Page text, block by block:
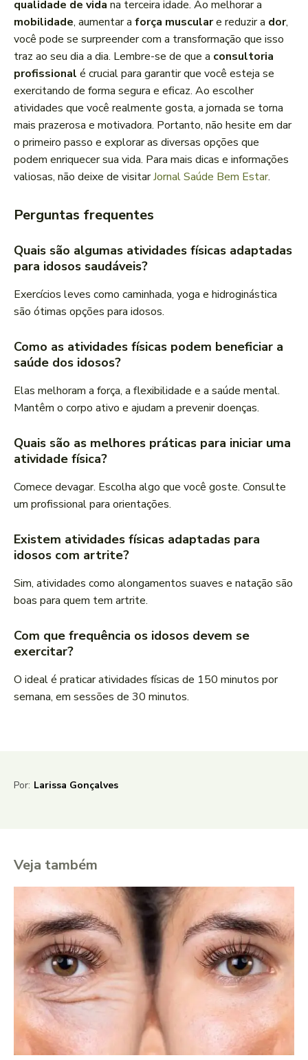
qualidade de vida na terceira idade. Ao melhorar a
mobilidade, aumentar a força musculare reduzir a dor,
você pode se surpreender com a transformação que isso
traz ao seu dia a dia. Lembre-se de que a consultoria
profissional é crucial para garantir que você esteja se
exercitando de forma segura e eficaz. Ao escolher
atividades que você realmente gosta, a jornada se torna
mais prazerosa e motivadora. Portanto, não hesite em dar
o primeiro passo e explorar as diversas opções que
podem enriquecer sua vida. Para mais dicas e informações
valiosas, não deixe de visitarJornal Saúde Bem Estar.
Perguntas frequentes
Quais são algumas atividades físicas adaptadas
para idosos saudáveis?
Exercícios leves como caminhada, yoga e hidroginástica
são ótimas opções para idosos.
Como as atividades físicas podem beneficiar a
saúde dos idosos?
Elas melhoram a força, a flexibilidade e a saúde mental.
Mantêm o corpo ativo e ajudam a prevenir doenças.
Quais são as melhores práticas para iniciar uma
atividade física?
Comece devagar. Escolha algo que você goste. Consulte
um profissional para orientações.
Existem atividades físicas adaptadas para
idosos com artrite?
Sim, atividades como alongamentos suaves e natação são
boas para quem tem artrite.
Com que frequência os idosos devem se
exercitar?
O ideal é praticar atividades físicas de 150 minutos por
semana, em sessões de 30 minutos.
Por: Larissa Gonçalves
Veja também